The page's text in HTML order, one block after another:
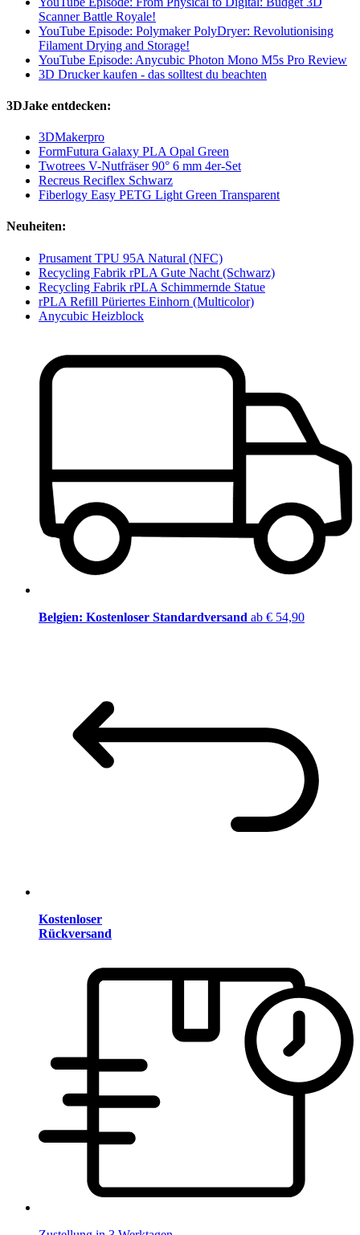
Scanner Battle Royale!
YouTube Episode: Polymaker PolyDryer: Revolutionising
Filament Drying and Storage!
YouTube Episode: Anycubic Photon Mono M5s Pro Review
3D Drucker kaufen - das solltest du beachten
3DJake entdecken:
3DMakerpro
FormFutura Galaxy PLA Opal Green
Twotrees V-Nutfräser 90° 6 mm 4er-Set
Recreus Reciflex Schwarz
Fiberlogy Easy PETG Light Green Transparent
Neuheiten:
Prusament TPU 95A Natural (NFC)
Recycling Fabrik rPLA Gute Nacht (Schwarz)
Recycling Fabrik rPLA Schimmernde Statue
rPLA Refill Püriertes Einhorn (Multicolor)
Anycubic Heizblock
Belgien: Kostenloser Standardversand ab € 54,90
Kostenloser
Rückversand